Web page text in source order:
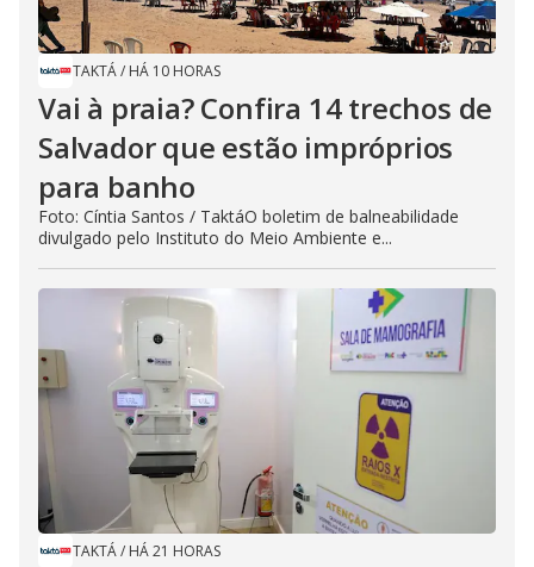
TAKTÁ/ HÁ 10 HORAS
Vai à praia? Confira 14 trechos de
Salvador que estão impróprios
para banho
Foto: Cíntia Santos / TaktáO boletim de balneabilidade
divulgado pelo Instituto do Meio Ambiente e...
TAKTÁ/ HÁ 21 HORAS